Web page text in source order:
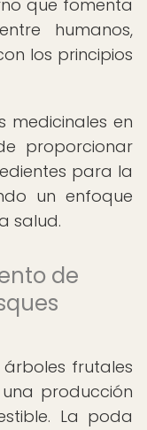
que fomenta
humanos,
los principios
medicinales en
proporcionar
para la
un enfoque
salud.
de
frutales
producción
La poda